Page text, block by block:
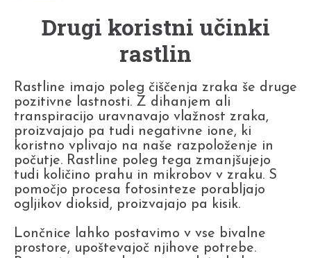
Drugi koristni učinki
rastlin
Rastline imajo poleg čiščenja zraka še druge
pozitivne lastnosti. Z dihanjem ali
transpiracijo uravnavajo vlažnost zraka,
proizvajajo pa tudi negativne ione, ki
koristno vplivajo na naše razpoloženje in
počutje. Rastline poleg tega zmanjšujejo
tudi količino prahu in mikrobov v zraku. S
pomočjo procesa fotosinteze porabljajo
ogljikov dioksid, proizvajajo pa kisik.
Lončnice lahko postavimo v vse bivalne
prostore, upoštevajoč njihove potrebe.